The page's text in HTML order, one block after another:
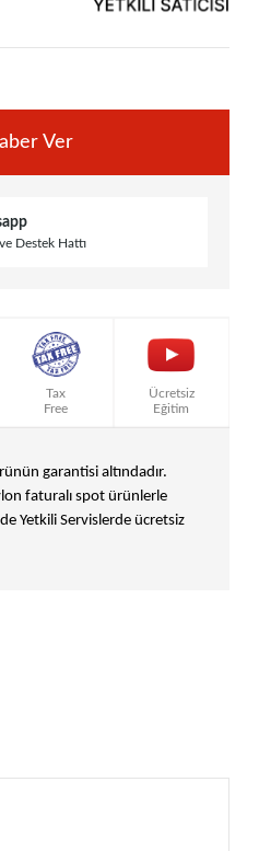
Ver
Destek Hattı
Tax
Free
Ücretsiz
Eğitim
garantisi altındadır.
faturalı spot ürünlerle
Yetkili Servislerde ücretsiz